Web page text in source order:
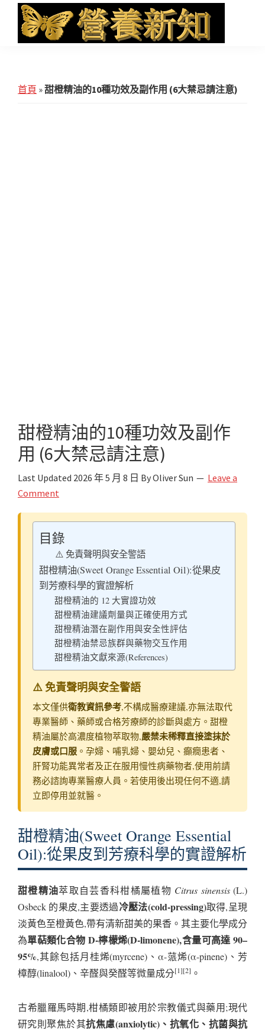
main
primary
footer
知
and
首頁 »甜橙精油的10種功效及副作用 (6大禁忌請注意)
甜橙精油的10種功效及副作
用 (6大禁忌請注意)
Last Updated 2026 年 5 月 8 日 ByOliver Sun
Leave a
Comment
目錄
⚠️ 免責聲明與安全警語
甜橙精油(Sweet Orange Essential Oil):從果皮
到芳療科學的實證解析
甜橙精油的 12 大實證功效
甜橙精油建議劑量與正確使用方式
甜橙精油潛在副作用與安全性評估
甜橙精油禁忌族群與藥物交互作用
甜橙精油文獻來源(References)
⚠️ 免責聲明與安全警語
本文僅供衛教資訊參考,不構成醫療建議,亦無法取代
專業醫師、藥師或合格芳療師的診斷與處方。甜橙
精油屬於高濃度植物萃取物,嚴禁未稀釋直接塗抹於
皮膚或口服 。孕婦、哺乳婦、嬰幼兒、癲癇患者、
肝腎功能異常者及正在服用慢性病藥物者,使用前請
務必諮詢專業醫療人員。若使用後出現任何不適,請
立即停用並就醫。
甜橙精油(Sweet Orange Essential
Oil):從果皮到芳療科學的實證解析
甜橙精油萃取自芸香科柑橘屬植物 Citrus sinensis(L.)
Osbeck 的果皮,主要透過冷壓法(cold-pressing)取得,呈現
淡黃色至橙黃色,帶有清新甜美的果香。其主要化學成分
為單萜類化合物 D-檸檬烯(D-limonene),含量可高達 90–
95%,其餘包括月桂烯(myrcene)、α-蒎烯(α-pinene)、芳
樟醇(linalool)、辛醛與癸醛等微量成分[1][2] 。
古希臘羅馬時期,柑橘類即被用於宗教儀式與藥用;現代
研究則聚焦於其抗焦慮(anxiolytic)、抗氧化、抗菌與抗